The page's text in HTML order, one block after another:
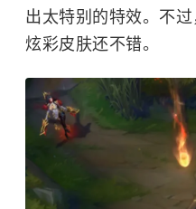
出太特别的特效。不
炫彩皮肤还不错。